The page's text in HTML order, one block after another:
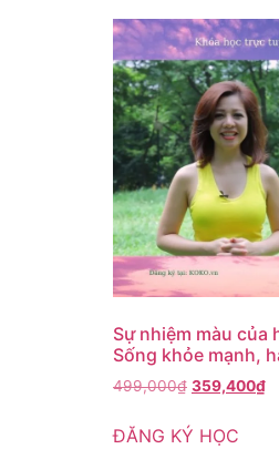
Sự nhiệm màu của
Sống khỏe mạnh,
499,000₫ 359,400₫
ĐĂNG KÝ HỌC